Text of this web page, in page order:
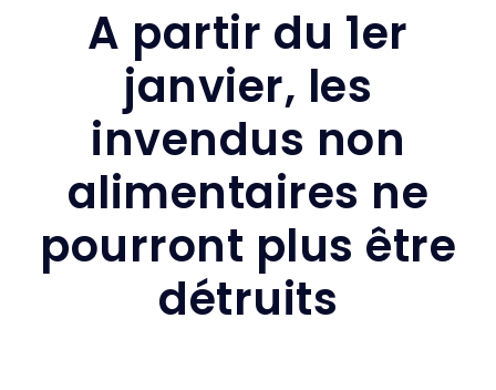
A partir du 1er
janvier, les
invendus non
alimentaires ne
pourront plus être
détruits